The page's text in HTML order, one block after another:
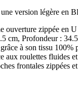
version légère en
ouverture zippée en
cm, Profondeur :
à son tissu 100%
aux roulettes fluides
frontales zippées